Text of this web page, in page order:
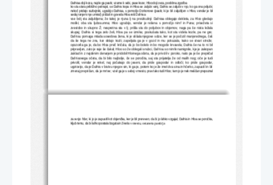
Dafnisa doji koza, najde ga pastir, vzame k sebi, pase koze; Hloo doji ovca, podobna zgodba
ko sta stara približno petnajst, se Dafnis kopa in Hloa se zaljubi vanj, Dafnis se zaljubi v njo, ko ga ona poljubi;
nekoč pridejo razbojniki, ugrabijo Dafnisa, s pomočjo Dorkonove (pastir, ki je bil zaljubljen v Hloo, vendar je bil
sedaj ranjen in je umiral) piščali in goveda Hloa reši Dafnisa
vse bolj sta zaljubljena; že takoj je njuna lj na preizkušnji: Dafnisa oblegajo dekleta, za Hloo gledajo
moški;   oba   sta   ljubosumna;   Hloo   ugrabijo,   vendar   je   rešena   s   pomočjo   nimf   in   Pana;   prisežeta   si
zvestobo in skupno Ž; nespretna sta v lj; prišla sta do poljubov in objemov, naga pa še nista ležala
skupaj;  Dafnis si tega  zelo želi, Hloa pa se izmika; poskušata tako, kot sta  videla  kozle,  pa ne gre;
Dafnisu pomaga mlada sosedova žena, ki je slišala njegove solze, ker se je počutil manjvrednega, češ
da   še   tega   ne   zna,   kar   delajo   kozli;   zapeljala   ga   je   v   gozd   in   mu   pokazala,   kako   se   stvari   streže;
opozorila ga je, da bo Hloa prvič kričala, da jo bo bolelo in bo mogoče krvavela; Dafnis še na to ni bil
pripravljen, zato je raje še čakal; Hloo so že oblegali snubci, Dafnisu so nimfe namignile, kje je zakopan
zaklad in z najdenim denarjem je pridobil Hloinega očeta, da je privolil v poroko, nato pa je še prepričal
Dafnisovega  očeta,  da bi  bilo  najbolje, če  se  poročita, saj  sta  prijatelja že od malih nog;  oče je  tudi
privolil,   vendar   je   rekel,   naj   počakajo   do   jeseni,   da   pride   gospodar   in   odloči;   ko   pride   gospodar,
ugotovijo, da je Dafnis v bistvu njegov sin, ki ga je, potem ko je že imel dva sina in hčerko, zapustil in bil
zmeraj prepričan, da je mrtev; vzel ga je s seboj v mesto, prav tako tudi Hloo; tam jo je nek meščan prepoznal
za svojo hčer, ki jo je zapustil kot dojenčka, ker je bil prereven, da bi jo lahko vzgajal; Dafnis in Hloa se poročita,
kljub temu, da bi lahko postala bogata in živela v mestu, ostaneta pastirja